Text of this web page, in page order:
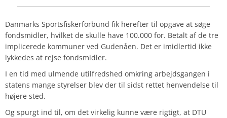
Danmarks Sportsfiskerforbund fik herefter til opgave at søge
fondsmidler, hvilket de skulle have 100.000 for. Betalt af de tre
implicerede kommuner ved Gudenåen. Det er imidlertid ikke
lykkedes at rejse fondsmidler.
I en tid med ulmende utilfredshed omkring arbejdsgangen i
statens mange styrelser blev der til sidst rettet henvendelse til
højere sted.
Og spurgt ind til, om det virkelig kunne være rigtigt, at DTU